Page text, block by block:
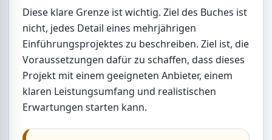
Diese klare Grenze ist wichtig. Ziel des Buches ist
nicht, jedes Detail eines mehrjährigen
Einführungsprojektes zu beschreiben. Ziel ist, die
Voraussetzungen dafür zu schaffen, dass dieses
Projekt mit einem geeigneten Anbieter, einem
klaren Leistungsumfang und realistischen
Erwartungen starten kann.